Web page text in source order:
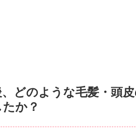
どのような毛髪・頭
たか？